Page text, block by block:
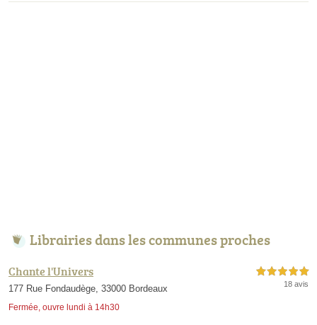
Librairies dans les communes proches
Chante l'Univers
177 Rue Fondaudège, 33000 Bordeaux
Fermée, ouvre lundi à 14h30
5,0 étoiles sur 5
18 avis